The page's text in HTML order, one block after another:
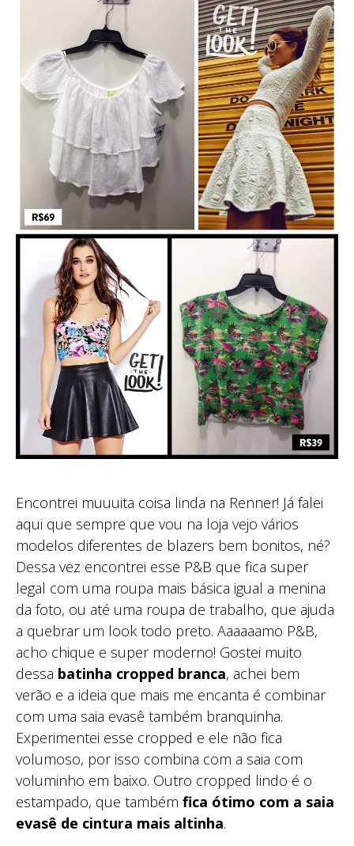
Encontrei muuuita coisa linda na Renner! Já falei
aqui que sempre que vou na loja vejo vários
modelos diferentes de blazers bem bonitos, né?
Dessa vez encontrei esse P&B que fica super
legal com uma roupa mais básica igual a menina
da foto, ou até uma roupa de trabalho, que ajuda
a quebrar um look todo preto. Aaaaaamo P&B,
acho chique e super moderno! Gostei muito
dessa batinha cropped branca, achei bem
verão e a ideia que mais me encanta é combinar
com uma saia evasê também branquinha.
Experimentei esse cropped e ele não fica
volumoso, por isso combina com a saia com
voluminho em baixo. Outro cropped lindo é o
estampado, que também fica ótimo com a saia
evasê de cintura mais altinha.